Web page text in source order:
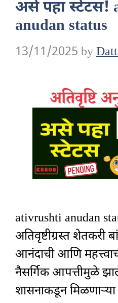
असे पहा स्टेटस!
anudan status
13/11/2025 by
ativrushti anudan
अतिवृष्टीग्रस्त शेतकरी
आनंदाची आणि
नैसर्गिक आपत्तीमुळे
शासनाकडून